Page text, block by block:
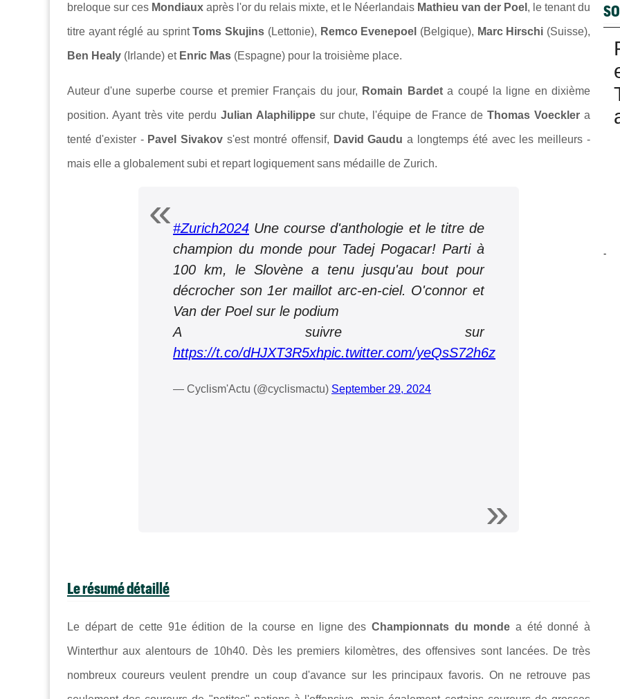
breloque sur ces Mondiaux après l'or du relais mixte, et le Néerlandais Mathieu van der Poel , le tenant du
titre ayant réglé au sprintToms Skujins (Lettonie), Remco Evenepoel (Belgique), Marc Hirschi (Suisse),
Ben Healy (Irlande) et Enric Mas (Espagne) pour la troisième place.
Auteur d'une superbe course et premier Français du jour, Romain Bardeta coupé la ligne en dixième
position. Ayant très vite perdu Julian Alaphilippesur chute, l'équipe de France deThomas Voeckler a
tenté d'exister - Pavel Sivakov s'est montré offensif, David Gaudu a longtemps été avec les meilleurs -
mais elle a globalement subi et repart logiquement sans médaille de Zurich.
#Zurich2024 Une course d'anthologie et le titre de
champion du monde pour Tadej Pogacar! Parti à
100 km, le Slovène a tenu jusqu'au bout pour
décrocher son 1er maillot arc-en-ciel. O'connor et
Van der Poel sur le podium
A suivre sur
https://t.co/dHJXT3R5xhpic.twitter.com/yeQsS72h6z
— Cyclism'Actu (@cyclismactu) September 29, 2024
Le résumé détaillé
Le départ de cette 91e édition de la course en ligne des Championnats du monde a été donné à
Winterthur aux alentours de 10h40. Dès les premiers kilomètres, des offensives sont lancées. De très
nombreux coureurs veulent prendre un coup d'avance sur les principaux favoris. On ne retrouve pas
-